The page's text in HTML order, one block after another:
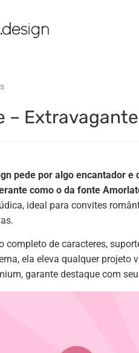
–
pede por algo encantador
como o da fonte
ideal para convites
completo de caracteres,
ela eleva qualquer projeto
garante destaque com